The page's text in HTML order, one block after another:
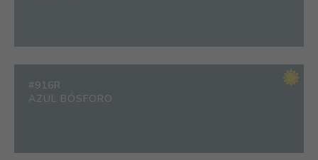
#916R
AZUL BÓSFORO